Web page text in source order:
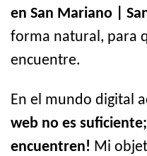
en San Mariano |
forma natural, para
encuentre.
En el mundo digital
web no es
encuentren! Mi